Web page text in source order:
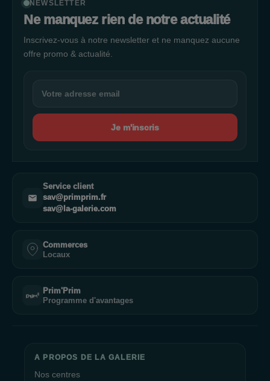
NEWSLETTER
Ne manquez rien de notre actualité
Inscrivez-vous à notre newsletter et ne manquez aucune
offre promo & actualité.
Je m'inscris
Service client
sav@primprim.fr
sav@la-galerie.com
Commerces
Locaux
Prim'Prim
Programme d'avantages
A PROPOS DE LA GALERIE
Nos centres